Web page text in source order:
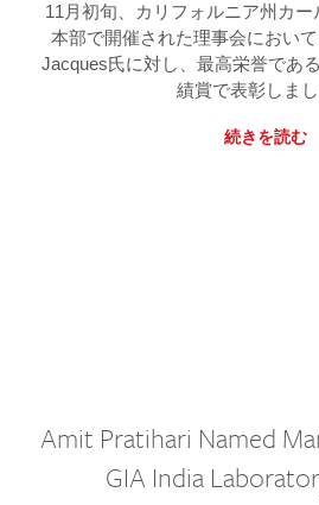
11月初旬、カリフォルニア州カ
本部で開催された理事会におい
Jacques氏に対し、最高栄誉であ
績賞で表彰しまし
続きを読む
Amit Pratihari Named
GIA India